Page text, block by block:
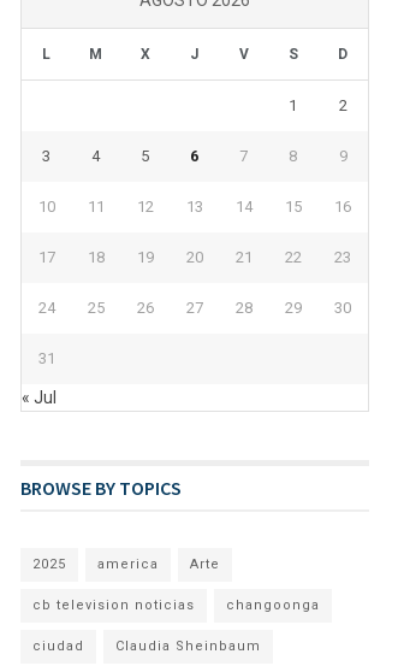
L M X J V S D
1 2
3 4 5 6 7 8 9
10 11 12 13 14 15 16
17 18 19 20 21 22 23
24 25 26 27 28 29 30
31
« Jul
BROWSE BY TOPICS
2025 america Arte
cb television noticias changoonga
ciudad Claudia Sheinbaum